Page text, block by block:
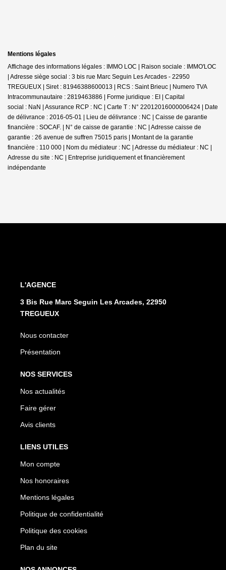
Mentions légales
Affichage des informations légales : IMMO LOC | Raison sociale : IMMO'LOC
| Adresse siège social : 3 bis rue Marc Seguin Les Arcades - 22950
TREGUEUX | Siret : 81946388600013 | RCS : Saint Brieuc | Numero TVA
Intracommunautaire : 2819463886 | Forme juridique : EI | Capital
social : NaN | Assurance RCP : NC | Carte T : N° 22012016000006424 | Date
de délivrance : 2016-05-01 | Lieu de délivrance : NC | Caisse de garantie
financière : SOCAF. | N° de caisse de garantie : NC | Adresse caisse de
garantie : 26 avenue de suffren 75015 paris | Montant de la garantie
financière : 110 000 | Nom du médiateur : NC | Adresse du médiateur : NC |
Adresse du site : NC | Entreprise juridiquement et financièrement
indépendante
L'AGENCE
3 Bis Rue Marc Seguin Les Arcades, 22950
TREGUEUX
Nous contacter
Présentation
NOS SERVICES
Nos actualités
Faire gérer
Avis clients
LIENS UTILES
Mon compte
Nos honoraires
Mentions légales
Politique de confidentialité
Politique des cookies
Plan du site